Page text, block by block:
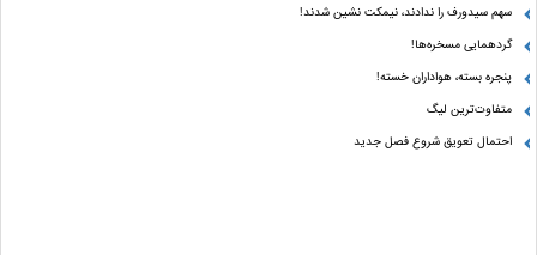
سهم سیدورف را ندادند، نیمکت نشین شدند!
گردهمایی مسخره‌ها!
پنجره بسته، هواداران خسته!
متفاوت‌ترین لیگ
احتمال تعویق شروع فصل جدید